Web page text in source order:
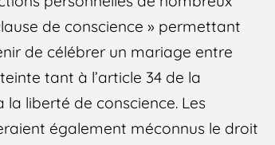
de conscience » permettant
de célébrer un mariage entre
tant à l’article 34 de la
liberté de conscience. Les
également méconnus le droit